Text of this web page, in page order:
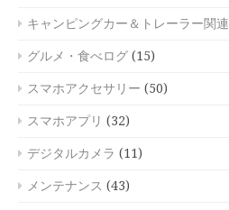
キャンピングカー＆トレーラー関連
グルメ・食べログ (15)
スマホアクセサリー (50)
スマホアプリ (32)
デジタルカメラ (11)
メンテナンス (43)